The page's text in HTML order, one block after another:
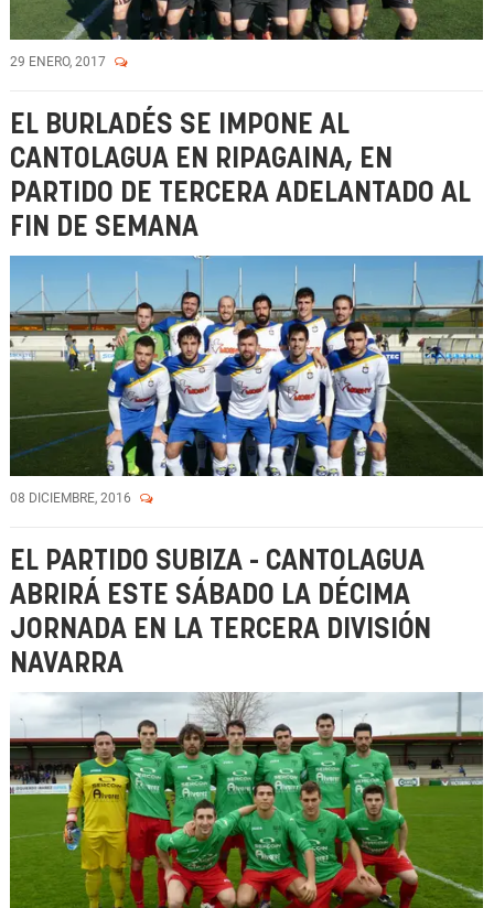
29 ENERO, 2017
EL BURLADÉS SE IMPONE AL
CANTOLAGUA EN RIPAGAINA, EN
PARTIDO DE TERCERA ADELANTADO AL
FIN DE SEMANA
08 DICIEMBRE, 2016
EL PARTIDO SUBIZA - CANTOLAGUA
ABRIRÁ ESTE SÁBADO LA DÉCIMA
JORNADA EN LA TERCERA DIVISIÓN
NAVARRA